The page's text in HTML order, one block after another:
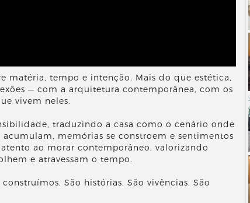
matéria, tempo e intenção. Mais do que estética,
— com a arquitetura contemporânea, com os
vivem neles.
traduzindo a casa como o cenário onde
memórias se constroem e sentimentos
ao morar contemporâneo, valorizando
e atravessam o tempo.
São histórias. São vivências. São